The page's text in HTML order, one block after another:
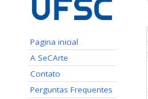
Pagina inicial
A SeCArte
Contato
Perguntas Frequentes